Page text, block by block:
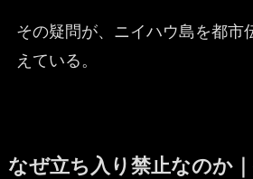
その疑問が、ニイハウ島を都市
えている。
なぜ立ち入り禁止なのか